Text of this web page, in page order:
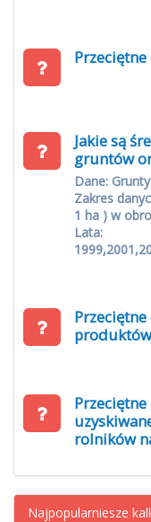
Jakie są
gruntów
Dane:
Zakres
1 ha ) w
Lata:
Przeciętne
rolników
Najpopularniesze